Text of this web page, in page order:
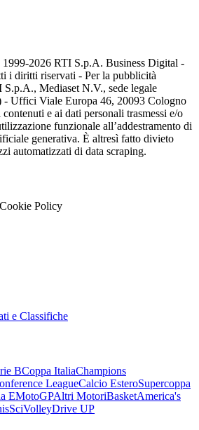
2026 RTI S.p.A. Business Digital -
i diritti riservati - Per la pubblicità
Mediaset N.V., sede legale
- Uffici Viale Europa 46, 20093 Cologno
e ai dati personali trasmessi e/o
funzionale all’addestramento di
generativa. È altresì fatto divieto
automatizzati di data scraping.
Cookie Policy
e Classifiche
BCoppa ItaliaChampions
LeagueCalcio EsteroSupercoppa
EMotoGPAltri MotoriBasketAmerica's
SciVolleyDrive UP